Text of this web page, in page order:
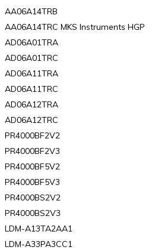
AA06A14TRB
AA06A14TRC MKS Instruments HGP
AD06A01TRA
AD06A01TRC
AD06A11TRA
AD06A11TRC
AD06A12TRA
AD06A12TRC
PR4000BF2V2
PR4000BF2V3
PR4000BF5V2
PR4000BF5V3
PR4000BS2V2
PR4000BS2V3
LDM-A13TA2AA1
LDM-A33PA3CC1